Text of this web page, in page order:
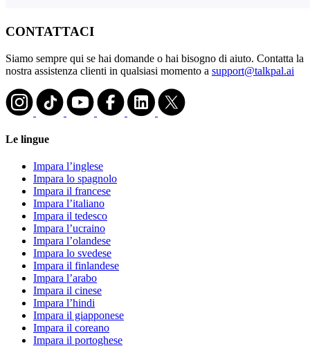
CONTATTACI
Siamo sempre qui se hai domande o hai bisogno di aiuto. Contatta la
nostra assistenza clienti in qualsiasi momento a support@talkpal.ai
Le lingue
Impara l’inglese
Impara lo spagnolo
Impara il francese
Impara l’italiano
Impara il tedesco
Impara l’ucraino
Impara l’olandese
Impara lo svedese
Impara il finlandese
Impara l’arabo
Impara il cinese
Impara l’hindi
Impara il giapponese
Impara il coreano
Impara il portoghese